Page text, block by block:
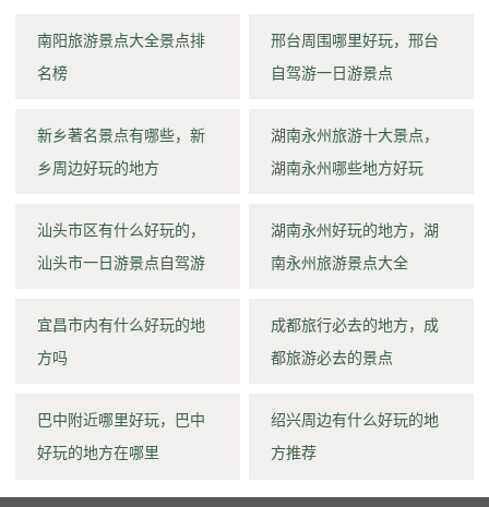
南阳旅游景点大全景点排
名榜
邢台周围哪里好玩，邢台
自驾游一日游景点
新乡著名景点有哪些，新
乡周边好玩的地方
湖南永州旅游十大景点，
湖南永州哪些地方好玩
汕头市区有什么好玩的，
汕头市一日游景点自驾游
湖南永州好玩的地方，湖
南永州旅游景点大全
宜昌市内有什么好玩的地
方吗
成都旅行必去的地方，成
都旅游必去的景点
巴中附近哪里好玩，巴中
好玩的地方在哪里
绍兴周边有什么好玩的地
方推荐